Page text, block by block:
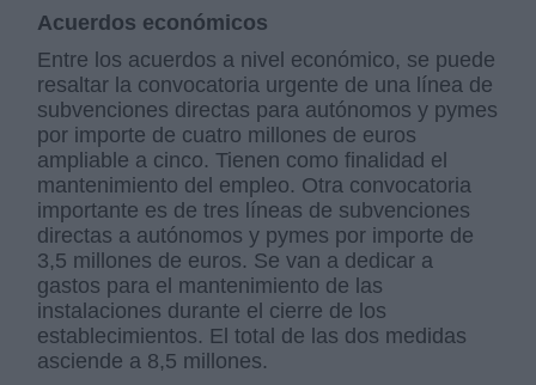
Acuerdos económicos
Entre los acuerdos a nivel económico, se puede
resaltar la convocatoria urgente de una línea de
subvenciones directas para autónomos y pymes
por importe de cuatro millones de euros
ampliable a cinco. Tienen como finalidad el
mantenimiento del empleo. Otra convocatoria
importante es de tres líneas de subvenciones
directas a autónomos y pymes por importe de
3,5 millones de euros. Se van a dedicar a
gastos para el mantenimiento de las
instalaciones durante el cierre de los
establecimientos. El total de las dos medidas
asciende a 8,5 millones.